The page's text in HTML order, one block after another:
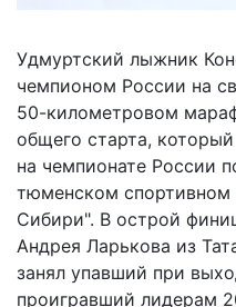
Удмуртский лыжник
чемпионом России на
50-километровом
общего старта,
на чемпионате России
тюменском
Сибири". В острой
Андрея Ларькова из
занял упавший при
проигравший лидерам